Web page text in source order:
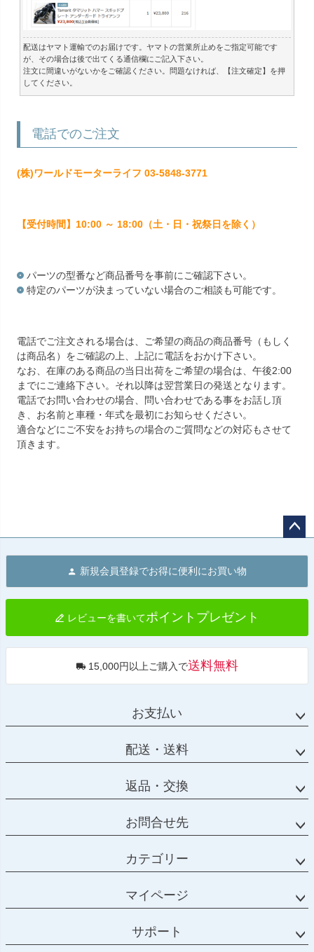
配送はヤマト運輸でのお届けです。ヤマトの営業所止めをご指定可能です
が、その場合は後で出てくる通信欄にご記入下さい。
注文に間違いがないかをご確認ください。問題なければ、【注文確定】を押
してください。
電話でのご注文
(株)ワールドモーターライフ 03-5848-3771
【受付時間】10:00 ～ 18:00（土・日・祝祭日を除く）
パーツの型番など商品番号を事前にご確認下さい。
特定のパーツが決まっていない場合のご相談も可能です。
電話でご注文される場合は、ご希望の商品の商品番号（もしく
は商品名）をご確認の上、上記に電話をおかけ下さい。
なお、在庫のある商品の当日出荷をご希望の場合は、午後2:00
までにご連絡下さい。それ以降は翌営業日の発送となります。
電話でお問い合わせの場合、問い合わせである事をお話し頂
き、お名前と車種・年式を最初にお知らせください。
適合などにご不安をお持ちの場合のご質問などの対応もさせて
頂きます。
へ
新規会員登録でお得に便利にお買い物
レビューを書いてポイントプレゼント
15,000円以上ご購入で送料無料
お支払い
配送・送料
返品・交換
お問合せ先
カテゴリー
マイページ
サポート